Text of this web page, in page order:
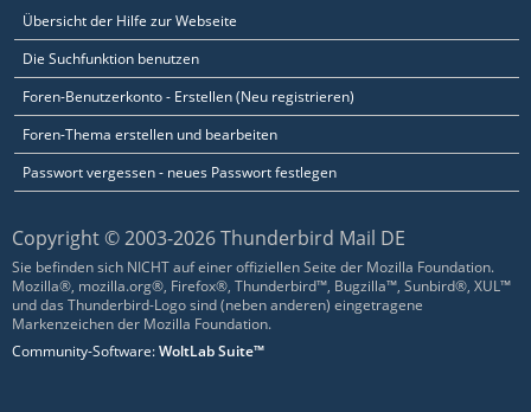
Übersicht der Hilfe zur Webseite
Die Suchfunktion benutzen
Foren-Benutzerkonto - Erstellen (Neu registrieren)
Foren-Thema erstellen und bearbeiten
Passwort vergessen - neues Passwort festlegen
Copyright © 2003-2026 Thunderbird Mail DE
Sie befinden sich NICHT auf einer offiziellen Seite der Mozilla Foundation.
Mozilla®, mozilla.org®, Firefox®, Thunderbird™, Bugzilla™, Sunbird®, XUL™
und das Thunderbird-Logo sind (neben anderen) eingetragene
Markenzeichen der Mozilla Foundation.
Community-Software:WoltLab Suite™